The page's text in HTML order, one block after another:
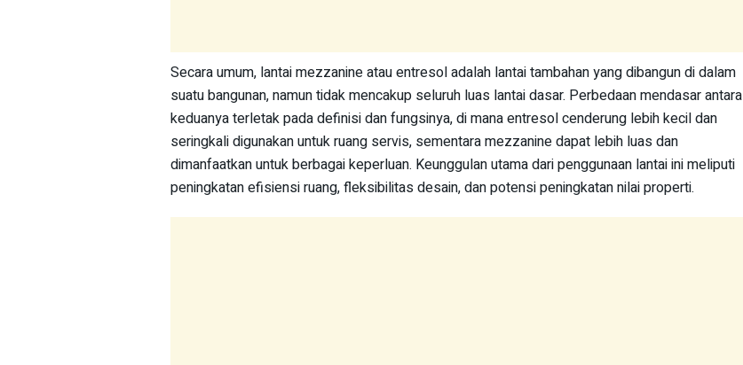
Secara umum, lantai mezzanine atau entresol adalah lantai tambahan yang dibangun di dalam
suatu bangunan, namun tidak mencakup seluruh luas lantai dasar. Perbedaan mendasar antara
keduanya terletak pada definisi dan fungsinya, di mana entresol cenderung lebih kecil dan
seringkali digunakan untuk ruang servis, sementara mezzanine dapat lebih luas dan
dimanfaatkan untuk berbagai keperluan. Keunggulan utama dari penggunaan lantai ini meliputi
peningkatan efisiensi ruang, fleksibilitas desain, dan potensi peningkatan nilai properti.